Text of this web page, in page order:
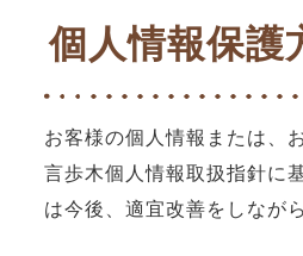
個人情報保護
お客様の個人情報または、
言歩木個人情報取扱指針に
は今後、適宜改善をしなが